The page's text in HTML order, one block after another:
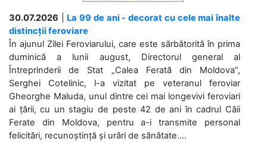
30.07.2026
La 99 de ani - decorat cu cele mai înalte
distincții feroviare
În ajunul Zilei Feroviarului, care este sărbătorită în prima
duminică a lunii august, Directorul general al
Întreprinderii de Stat „Calea Ferată din Moldova”,
Serghei Cotelinic, l-a vizitat pe veteranul feroviar
Gheorghe Maluda, unul dintre cei mai longevivi feroviari
ai țării, cu un stagiu de peste 42 de ani în cadrul Căii
Ferate din Moldova, pentru a-i transmite personal
felicitări, recunoștință și urări de sănătate....